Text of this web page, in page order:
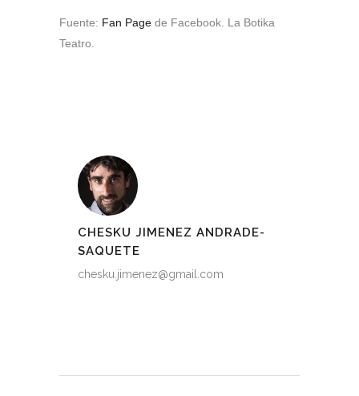
Fuente: Fan Page de Facebook. La Botika
Teatro.
CHESKU JIMENEZ ANDRADE-
SAQUETE
chesku.jimenez@gmail.com